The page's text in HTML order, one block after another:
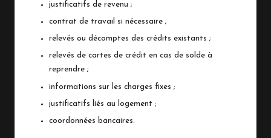
justificatifs de revenu ;
contrat de travail si nécessaire ;
relevés ou décomptes des crédits existants ;
relevés de cartes de crédit en cas de solde à
reprendre ;
informations sur les charges fixes ;
justificatifs liés au logement ;
coordonnées bancaires.